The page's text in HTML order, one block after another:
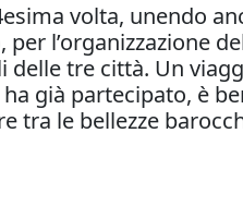
volta, unendo
l’organizzazione
tre città. Un
già partecipato, è
tra le bellezze